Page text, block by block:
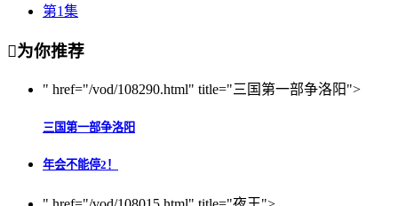
第1集
为你推荐
" href="/vod/108290.html" title="三国第一部争洛阳">
三国第一部争洛阳
年会不能停2！